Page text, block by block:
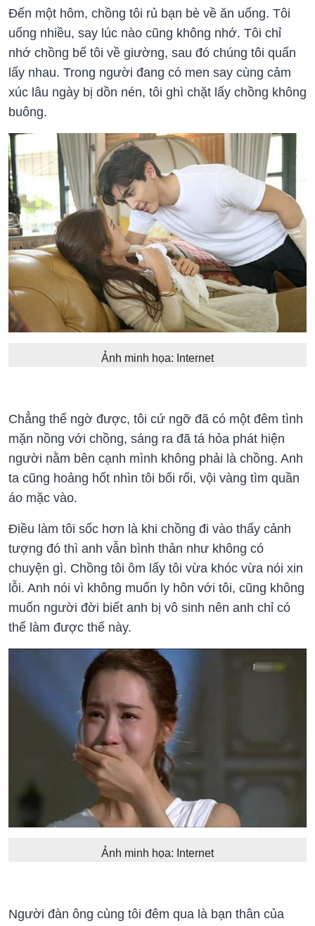
Đến một hôm, chồng tôi rủ bạn bè về ăn uống. Tôi
uống nhiều, say lúc nào cũng không nhớ. Tôi chỉ
nhớ chồng bế tôi về giường, sau đó chúng tôi quấn
lấy nhau. Trong người đang có men say cùng cảm
xúc lâu ngày bị dồn nén, tôi ghì chặt lấy chồng không
buông.
Ảnh minh họa: Internet
Chẳng thể ngờ được, tôi cứ ngỡ đã có một đêm tình
mặn nồng với chồng, sáng ra đã tá hỏa phát hiện
người nằm bên cạnh mình không phải là chồng. Anh
ta cũng hoảng hốt nhìn tôi bối rối, vội vàng tìm quần
áo mặc vào.
Điều làm tôi sốc hơn là khi chồng đi vào thấy cảnh
tượng đó thì anh vẫn bình thản như không có
chuyện gì. Chồng tôi ôm lấy tôi vừa khóc vừa nói xin
lỗi. Anh nói vì không muốn ly hôn với tôi, cũng không
muốn người đời biết anh bị vô sinh nên anh chỉ có
thể làm được thế này.
Ảnh minh họa: Internet
Người đàn ông cùng tôi đêm qua là bạn thân của